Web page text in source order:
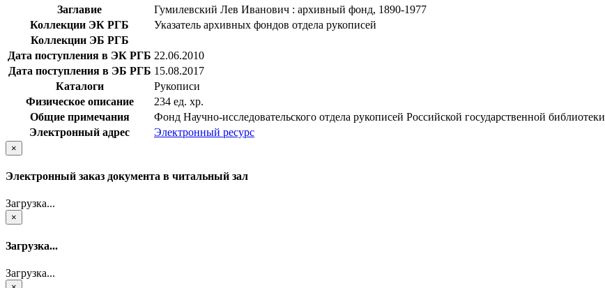
Заглавие
Гумилевский Лев Иванович : архивный фонд, 1890-1977
Коллекции ЭК РГБ
Указатель архивных фондов отдела рукописей
Коллекции ЭБ РГБ
Дата поступления в ЭК РГБ 22.06.2010
Дата поступления в ЭБ РГБ 15.08.2017
Каталоги
Рукописи
Физическое описание
234 ед. хр.
Общие примечания
Фонд Научно-исследовательского отдела рукописей Российской государственной библиотеки
Электронный адрес
Электронный ресурс
×
Электронный заказ документа в читальный зал
Загрузка...
×
Загрузка...
Загрузка...